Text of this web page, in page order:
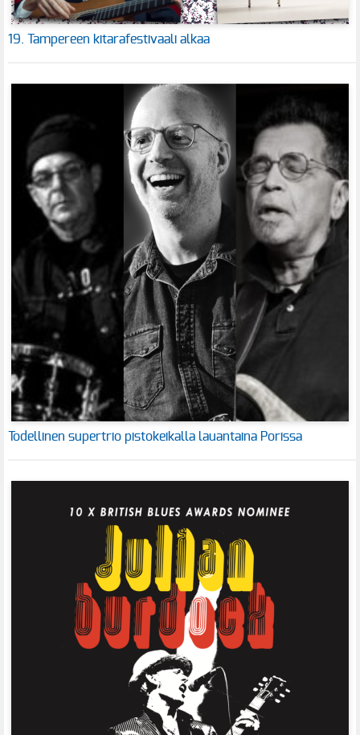
19. Tampereen kitarafestivaali alkaa
Todellinen supertrio pistokeikalla lauantaina Porissa